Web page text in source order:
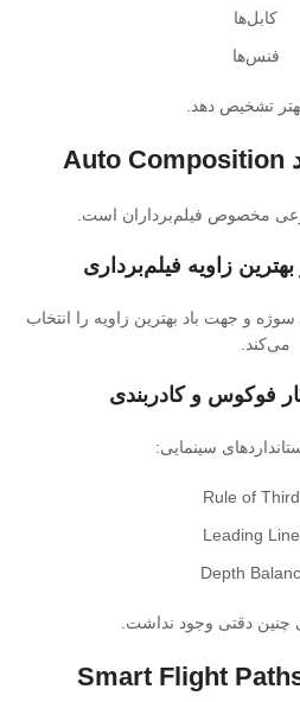
کابل‌ها
فنس‌ها
تشخیص دهد.
مخصوص فیلم‌برداران است.
زاویه فیلم‌برداری
و جهت باد بهترین زاویه را انتخاب
می‌کند.
فوکوس و کادربندی
سینمایی:
Rule of
Leading
Depth
چنین دقتی وجود نداشت.